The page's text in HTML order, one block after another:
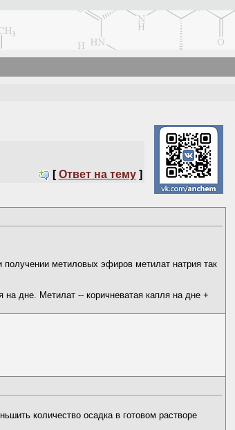
[ Ответ на тему ]
метиловых эфиров метилат натрия так
дне. Метилат -- коричневатая капля на дне +
количество осадка в готовом растворе